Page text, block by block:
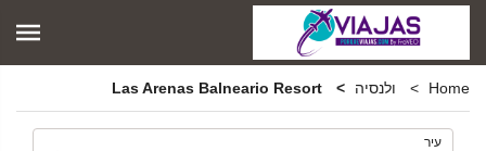
Home ולנסיה
עיר